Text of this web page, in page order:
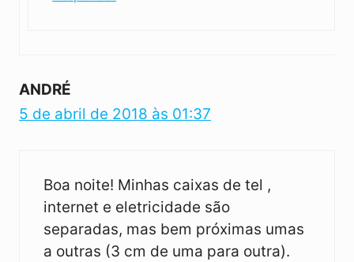
ANDRÉ
5 de abril de 2018 às 01:37
Boa noite! Minhas caixas de tel ,
internet e eletricidade são
separadas, mas bem próximas umas
a outras (3 cm de uma para outra).